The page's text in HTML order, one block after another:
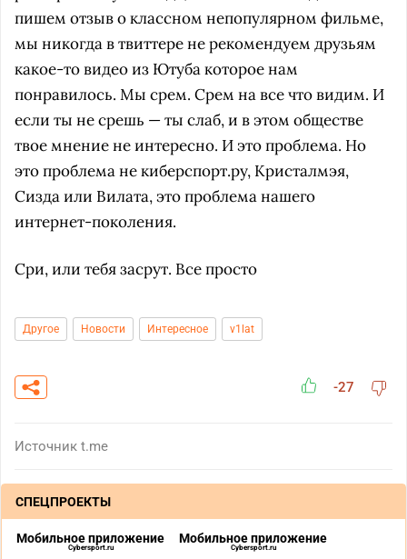
пишем отзыв о классном непопулярном фильме,
мы никогда в твиттере не рекомендуем друзьям
какое-то видео из Ютуба которое нам
понравилось. Мы срем. Срем на все что видим. И
если ты не срешь — ты слаб, и в этом обществе
твое мнение не интересно. И это проблема. Но
это проблема не киберспорт.ру, Кристалмэя,
Сизда или Вилата, это проблема нашего
интернет-поколения.
Сри, или тебя засрут. Все просто
Другое Новости Интересное v1lat
-27
Источник t.me
СПЕЦПРОЕКТЫ
Мобильное приложение
Cybersport.ru
Мобильное приложение
Cybersport.ru